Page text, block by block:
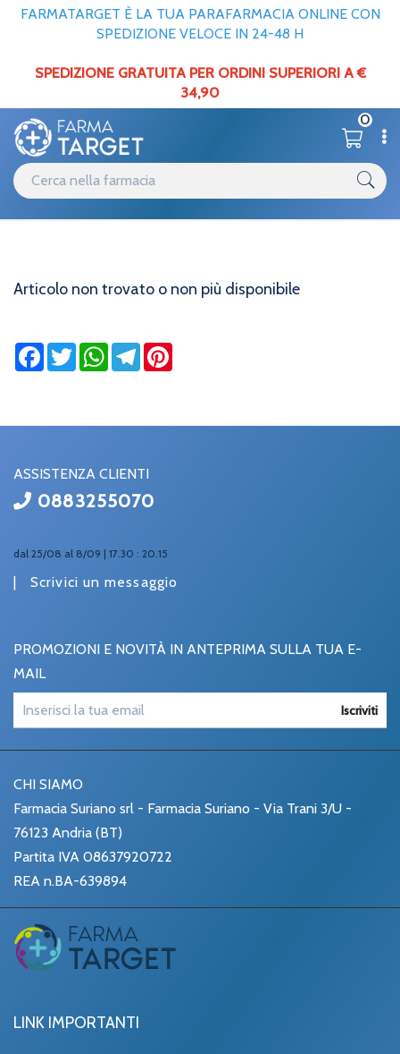
FARMATARGET È LA TUA PARAFARMACIA ONLINE CON
SPEDIZIONE VELOCE IN 24-48 H
SPEDIZIONE GRATUITA PER ORDINI SUPERIORI A €
34,90
0
Articolo non trovato o non più disponibile
Facebook
TwitterWhatsApp
Telegram
ASSISTENZA CLIENTI
0883255070
dal 25/08 al 8/09 | 17.30 : 20.15
| Scrivici un messaggio
PROMOZIONI E NOVITÀ IN ANTEPRIMA SULLA TUA E-
MAIL
Iscriviti
CHI SIAMO
Farmacia Suriano srl - Farmacia Suriano - Via Trani 3/U -
76123 Andria (BT)
Partita IVA 08637920722
REA n.BA-639894
LINK IMPORTANTI